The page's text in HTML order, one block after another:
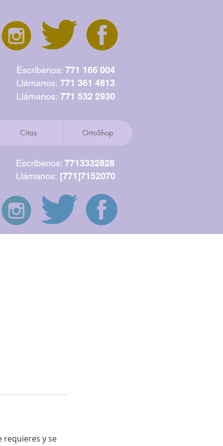
Escríbenos: 771 166 004
Llámanos: 771 361 4813
Llámanos: 771 532 2930
Citas OrtoShop
Escríbenos: 7713332828
Llámanos: [771]7152070
requieres y se